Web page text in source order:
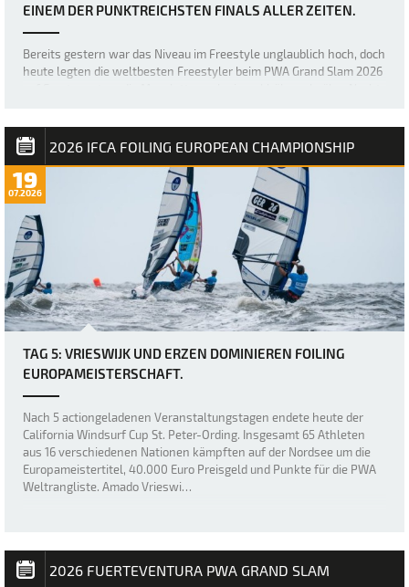
EINEM DER PUNKTREICHSTEN FINALS ALLER ZEITEN.
Bereits gestern war das Niveau im Freestyle unglaublich hoch, doch
heute legten die weltbesten Freestyler beim PWA Grand Slam 2026
besten Freestyl…
2026 IFCA FOILING EUROPEAN CHAMPIONSHIP
19
07.2026
TAG 5: VRIESWIJK UND ERZEN DOMINIEREN FOILING
EUROPAMEISTERSCHAFT.
Nach 5 actiongeladenen Veranstaltungstagen endete heute der
California Windsurf Cup St. Peter-Ording. Insgesamt 65 Athleten
aus 16 verschiedenen Nationen kämpften auf der Nordsee um die
Europameistertitel, 40.000 Euro Preisgeld und Punkte für die PWA
Weltrangliste. Amado Vrieswi…
2026 FUERTEVENTURA PWA GRAND SLAM